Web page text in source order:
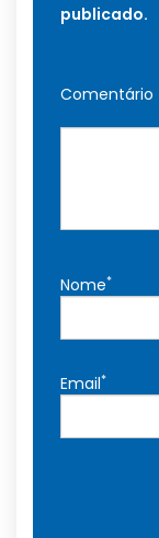
publicado.
Comentário
Nome*
Email*